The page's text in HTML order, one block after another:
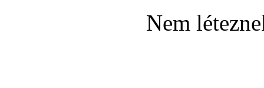
Nem